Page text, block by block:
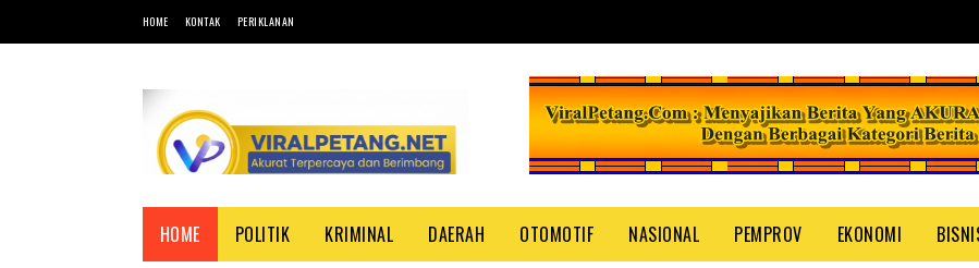
HOME KONTAK PERIKLANAN
HOME POLITIK KRIMINAL DAERAH OTOMOTIF NASIONAL PEMPROV EKONOMI